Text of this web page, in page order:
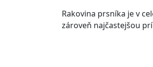
Rakovina prsníka je v
zároveň najčastejšou